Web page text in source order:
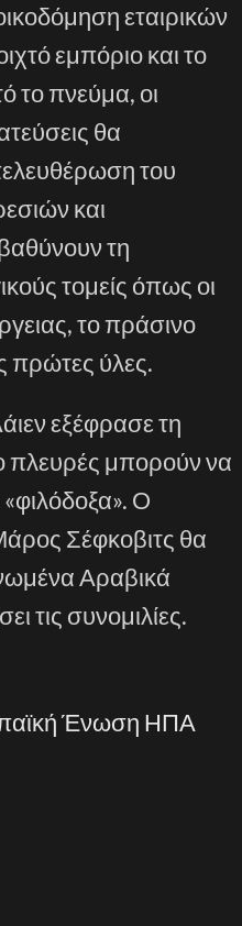
εταιρικών
εμπόριο και το
το πνεύμα, οι
θα
του
και
τη
τομείς όπως οι
το πράσινο
πρώτες ύλες.
εξέφρασε τη
πλευρές μπορούν να
Ο
Σέφκοβιτς θα
Αραβικά
τις συνομιλίες.
Ένωση ΗΠΑ